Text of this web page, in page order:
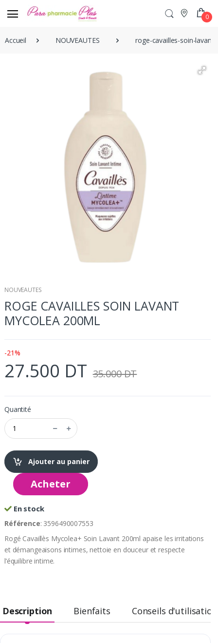
0
Accueil NOUVEAUTES roge-cavailles-soin-
NOUVEAUTES
ROGE CAVAILLES SOIN LAVANT
MYCOLEA 200ML
-21%
27.500 DT 35.000 DT
Quantité
Ajouter au panier
Acheter
En stock
Référence: 3596490007553
Rogé Cavaillès Mycolea+ Soin Lavant 200ml apaise les irritations
et démangeaisons intimes, nettoie en douceur et respecte
l’équilibre intime.
Description Bienfaits Conseils d'utilisation